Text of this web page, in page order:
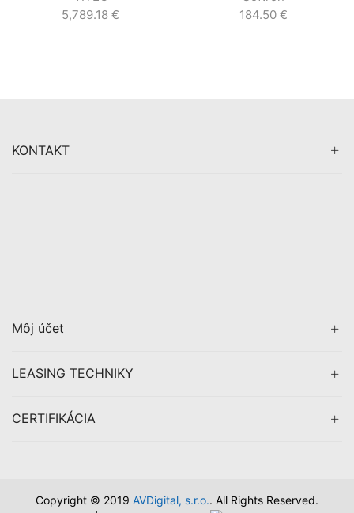
5,789.18 €
184.50 €
KONTAKT
Môj účet
LEASING TECHNIKY
CERTIFIKÁCIA
Copyright © 2019 AVDigital, s.r.o.. All Rights Reserved.